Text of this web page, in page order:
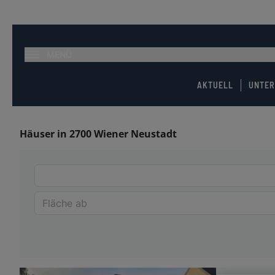
AKTUELL
Häuser in 2700 Wiener Neustadt